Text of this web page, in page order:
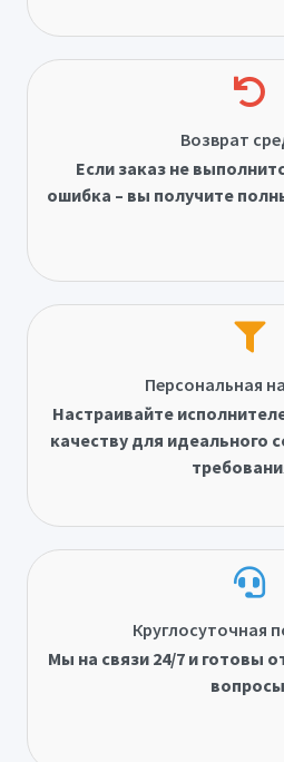
Возврат
Если заказ не
ошибка – вы получите
Персональная
Настраивайте
качеству для идеального
Круглосуточная
Мы на связи 24/7 и готовы